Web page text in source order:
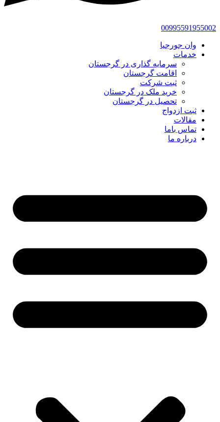
00995591955002
وان جورجیا
خدمات
سرمایه گذاری در گرجستان
اقامت گرجستان
ثبت شرکت
خرید ملک در گرجستان
تحصیل در گرجستان
ثبت ازدواج
مقالات
تماس باما
درباره ما